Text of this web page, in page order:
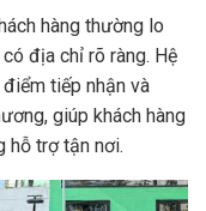
hàng thường lo
địa chỉ rõ ràng. Hệ
tiếp nhận và
giúp khách hàng
hỗ trợ tận nơi.